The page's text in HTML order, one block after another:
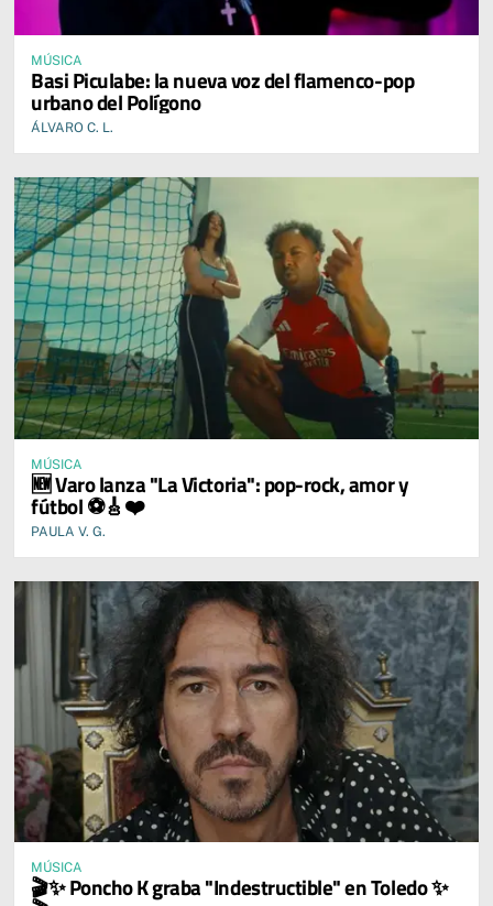
MÚSICA
Basi Piculabe: la nueva voz del flamenco-pop
urbano del Polígono
ÁLVARO C. L.
MÚSICA
🆕 Varo lanza "La Victoria": pop-rock, amor y
fútbol ⚽🎸❤️
PAULA V. G.
MÚSICA
🎬✨ Poncho K graba "Indestructible" en Toledo ✨